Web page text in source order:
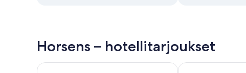
Horsens – hotellitarjoukset
Scandic Opus Horsens Comwell Bygholm